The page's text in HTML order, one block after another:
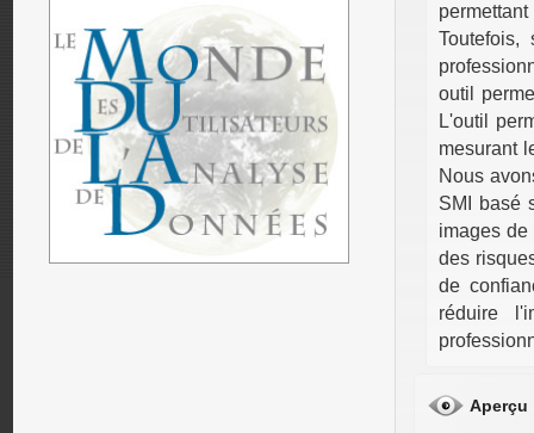
outil
L'outil
mesurant
Nous
SMI basé
images
des
de
réduire
Aperçu